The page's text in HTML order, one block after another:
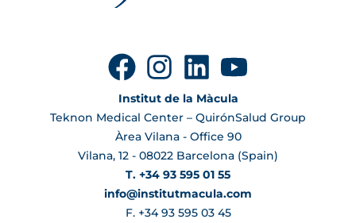
Institut de la Màcula
Teknon Medical Center – QuirónSalud Group
Àrea Vilana - Office 90
Vilana, 12 - 08022 Barcelona (Spain)
T. +34 93 595 01 55
info@institutmacula.com
F. +34 93 595 03 45